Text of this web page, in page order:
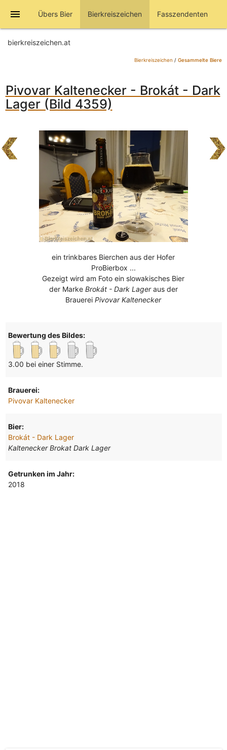
menu Übers Bier Bierkreiszeichen Fasszendenten
bierkreiszeichen.at
Bierkreiszeichen / Gesammelte Biere
Pivovar Kaltenecker - Brokát - Dark
Lager (Bild 4359)
ein trinkbares Bierchen aus der Hofer
ProBierbox ...
Gezeigt wird am Foto ein slowakisches Bier
der Marke Brokát - Dark Lageraus der
BrauereiPivovar Kaltenecker
Bewertung des Bildes:
3.00 bei einer Stimme.
Brauerei:
Pivovar Kaltenecker
Bier:
Brokát - Dark Lager
Kaltenecker Brokat Dark Lager
Getrunken im Jahr:
2018